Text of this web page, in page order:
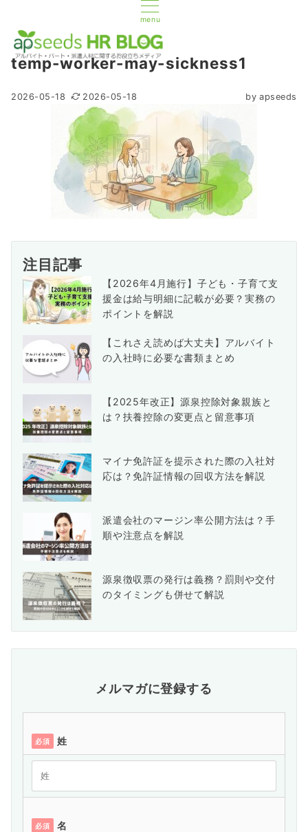
menu
temp-worker-may-sickness1
2026-05-18 2026-05-18 by apseeds
注目記事
【2026年4月施行】子ども・子育て支
援金は給与明細に記載が必要？実務の
ポイントを解説
【これさえ読めば大丈夫】アルバイト
の入社時に必要な書類まとめ
【2025年改正】源泉控除対象親族と
は？扶養控除の変更点と留意事項
マイナ免許証を提示された際の入社対
応は？免許証情報の回収方法を解説
派遣会社のマージン率公開方法は？手
順や注意点を解説
源泉徴収票の発行は義務？罰則や交付
のタイミングも併せて解説
メルマガに登録する
必須 姓
必須 名